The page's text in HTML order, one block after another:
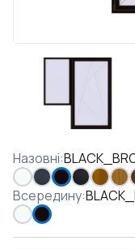
Назовні:
Всередину: